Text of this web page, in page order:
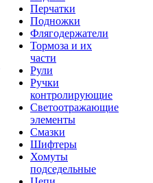
Перчатки
Подножки
Флягодержатели
Тормоза и их
части
Рули
Ручки
контролирующие
Светоотражающие
элементы
Смазки
Шифтеры
Хомуты
подседельные